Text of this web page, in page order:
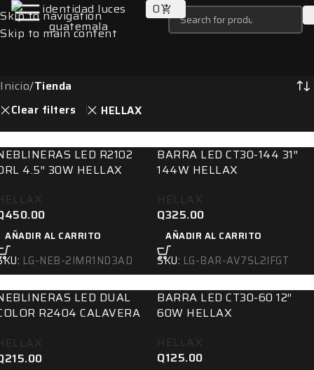
Skip to navigation
Skip to main content
0
Inicio/Tienda
Clear filters HELLAX
LED R2102
4.5″ 30W HELLAX
450.00
AÑADIR AL CARRITO
LG-NEB-2IMR1ND3AD
BARRA LED CT30-144 31″
144W HELLAX
HELLAX
Q325.00
AÑADIR AL CARRITO
SKU: LG-BAR-AV7SL2IFGT
LED DUAL
R2404 CALAVERA
215.00
BARRA LED CT30-60 12″
60W HELLAX
HELLAX
Q125.00